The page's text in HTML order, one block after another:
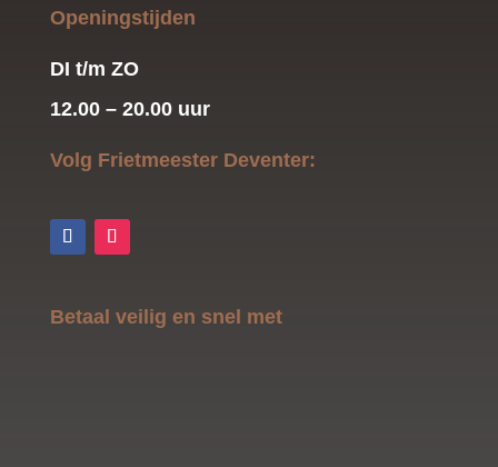
Openingstijden
DI t/m ZO
12.00 – 20.00 uur
Volg Frietmeester Deventer:
Betaal veilig en snel met